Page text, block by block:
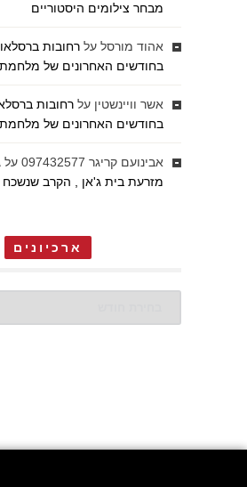
מבחר צילומים היסטוריים
אהוד מורסל על רחובות
בחודשים האחרונים של מלחמת
אשר וויינשטין על רחובות
בחודשים האחרונים של מלחמת
אבינועם קריגר 097432577 על
מזרעת בית ג'אן , הקרב שנשכח
ארכיונים